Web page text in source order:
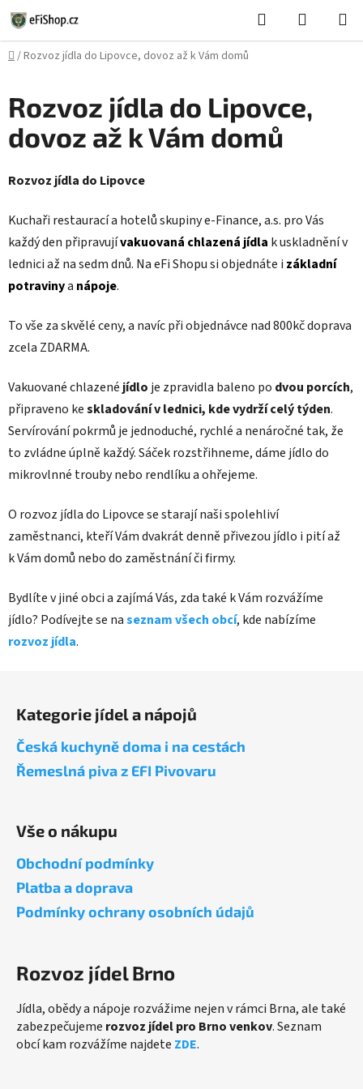
Přejít
na
obsah
Hledat
KOŠÍK
Domů
/Rozvoz jídla do Lipovce, dovoz až k Vám domů
Rozvoz jídla do Lipovce,
dovoz až k Vám domů
Rozvoz jídla do Lipovce
Kuchaři restaurací a hotelů skupiny e-Finance, a.s. pro Vás
každý den připravujívakuovaná chlazená jídla k uskladnění v
lednici až na sedm dnů. Na eFi Shopu si objednáte i základní
potravinya nápoje.
To vše za skvělé ceny, a navíc při objednávce nad 800kč doprava
zcela ZDARMA.
Vakuované chlazené jídlo je zpravidla baleno po dvou porcích,
připraveno keskladování v lednici, kde vydrží celý týden.
Servírování pokrmů je jednoduché, rychlé a nenáročné tak, že
to zvládne úplně každý. Sáček rozstřihneme, dáme jídlo do
mikrovlnné trouby nebo rendlíku a ohřejeme.
O rozvoz jídla do Lipovce se starají naši spolehliví
zaměstnanci, kteří Vám dvakrát denně přivezou jídlo i pití až
k Vám domů nebo do zaměstnání či firmy.
Bydlíte v jiné obci a zajímá Vás, zda také k Vám rozvážíme
jídlo? Podívejte se naseznam všech obcí, kde nabízíme
rozvoz jídla.
Kategorie jídel a nápojů
Česká kuchyně doma i na cestách
Řemeslná piva z EFI Pivovaru
Vše o nákupu
Obchodní podmínky
Platba a doprava
Podmínky ochrany osobních údajů
Rozvoz jídel Brno
Jídla, obědy a nápoje rozvážime nejen v rámci Brna, ale také
zabezpečujeme rozvoz jídel pro Brno venkov. Seznam
obcí kam rozvážíme najdete ZDE.